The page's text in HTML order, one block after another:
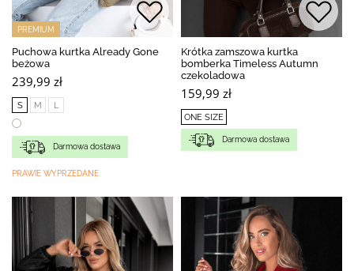
PREMIUM
Puchowa kurtka Already Gone
beżowa
239,99 zł
S M L
Darmowa dostawa
PRAWIE WYPRZEDANE
Krótka zamszowa kurtka
bomberka Timeless Autumn
czekoladowa
159,99 zł
ONE SIZE
Darmowa dostawa